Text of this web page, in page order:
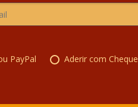
PayPal Aderir com Cheque